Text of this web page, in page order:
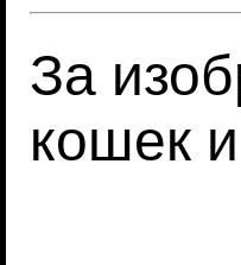
За
кошек